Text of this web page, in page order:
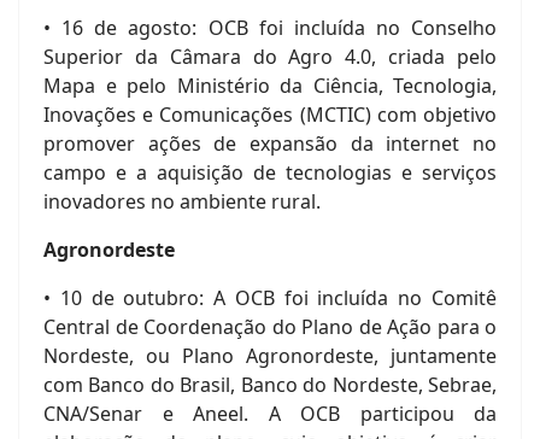
• 16 de agosto: OCB foi incluída no Conselho
Superior da Câmara do Agro 4.0, criada pelo
Mapa e pelo Ministério da Ciência, Tecnologia,
Inovações e Comunicações (MCTIC) com objetivo
promover ações de expansão da internet no
campo e a aquisição de tecnologias e serviços
inovadores no ambiente rural.
Agronordeste
• 10 de outubro: A OCB foi incluída no Comitê
Central de Coordenação do Plano de Ação para o
Nordeste, ou Plano Agronordeste, juntamente
com Banco do Brasil, Banco do Nordeste, Sebrae,
CNA/Senar e Aneel. A OCB participou da